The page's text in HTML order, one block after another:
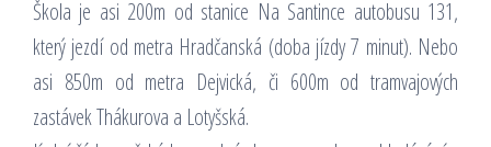
Škola je asi 200m od stanice Na Santince autobusu 131,
který jezdí od metra Hradčanská (doba jízdy 7 minut). Nebo
asi 850m od metra Dejvická, či 600m od tramvajových
zastávek Thákurova a Lotyšská.